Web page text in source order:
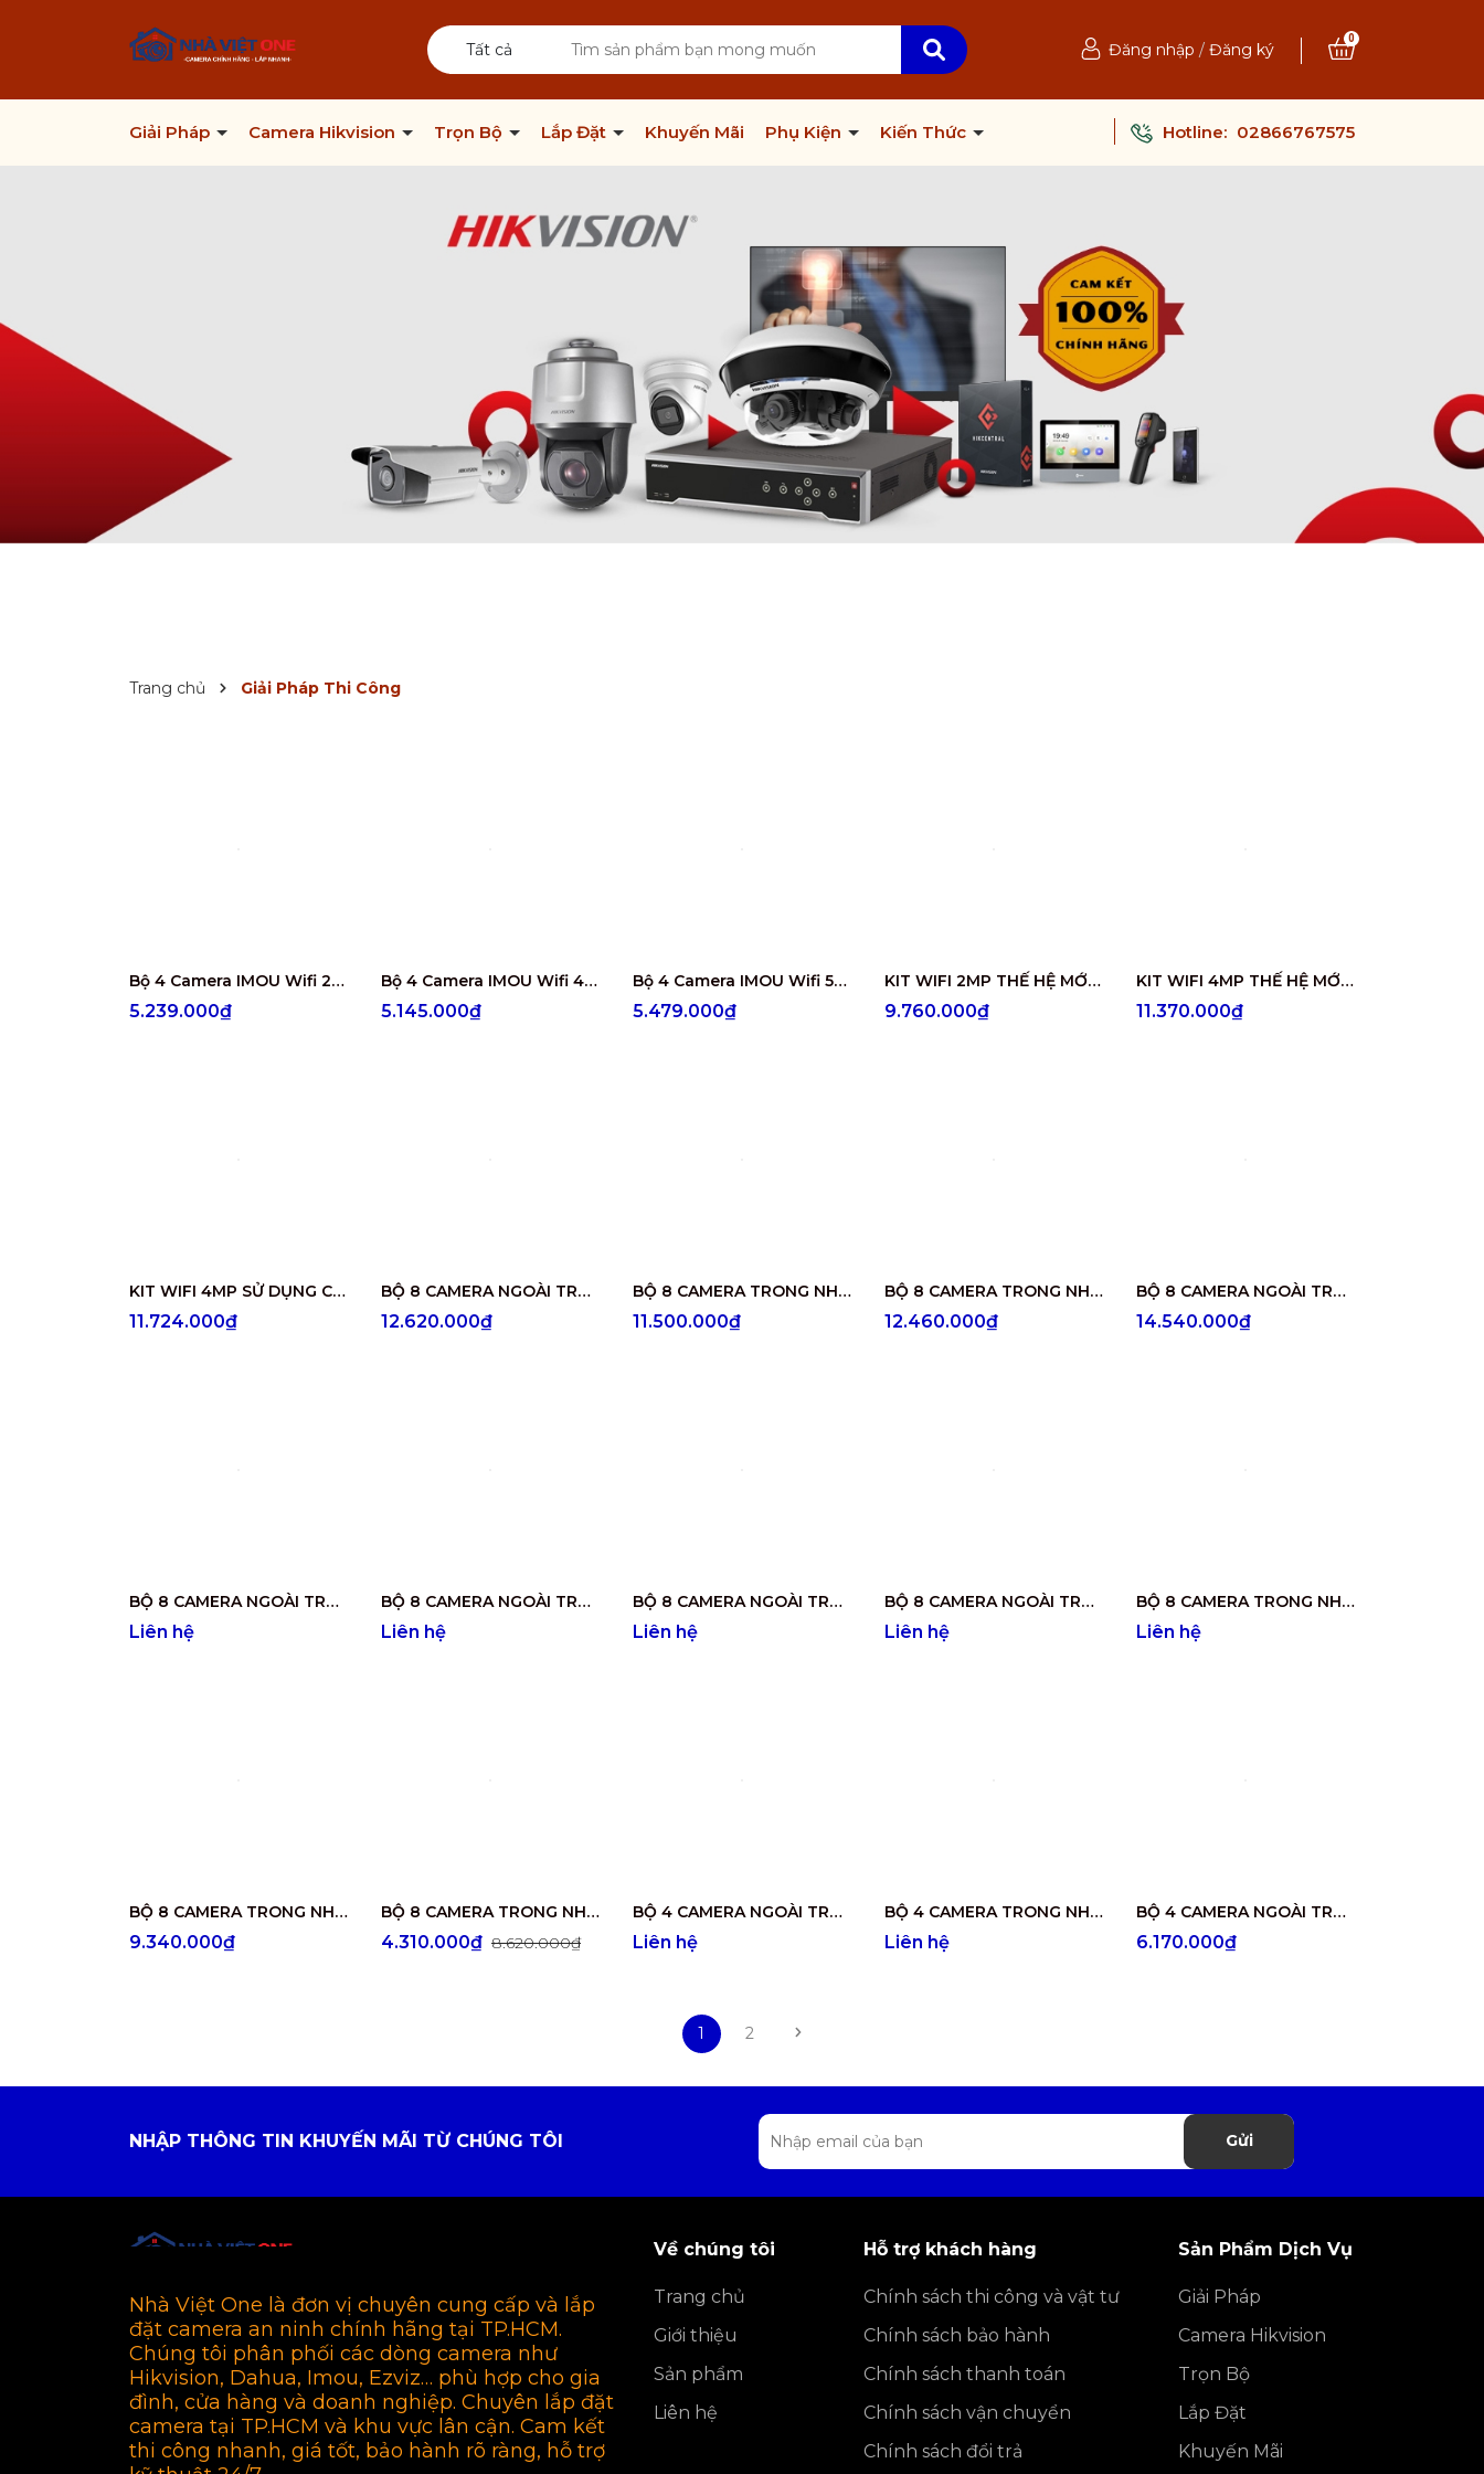
Tất cả Đăng nhập / Đăng ký
0
Giải Pháp Camera Hikvision Trọn Bộ Lắp Đặt Khuyến Mãi Phụ Kiện Kiến Thức Hotline: 02866767575
Trang chủ Giải Pháp Thi Công
Bộ 4 Camera IMOU Wifi 2MP IPC-F22P miễn phí công lắp đặt
5.239.000₫
Bộ 4 Camera IMOU Wifi 4MP IPC-A43P miễn phí công lắp đặt
5.145.000₫
Bộ 4 Camera IMOU Wifi 5MP IPC-GK2CP-5C0WR miễn phí công lắp đặt
5.479.000₫
KIT WIFI 2MP THẾ HỆ MỚI TRỌN BỘ
9.760.000₫
KIT WIFI 4MP THẾ HỆ MỚI TRỌN BỘ
11.370.000₫
KIT WIFI 4MP SỬ DỤNG CAMERA PTZ DS-2DE2C400IW-DE/W
11.724.000₫
BỘ 8 CAMERA NGOÀI TRỜI CÓ ÂM THANH DS-2CE16D0T-ITFS
12.620.000₫
BỘ 8 CAMERA TRONG NHÀ CÓ ÂM THANH DS-2CE76D0T-ITPFS
11.500.000₫
BỘ 8 CAMERA TRONG NHÀ CÓ ÂM THANH DS-2CE76D0T-ITMFS
12.460.000₫
BỘ 8 CAMERA NGOÀI TRỜI CÓ ÂM THANH DS-2CE17D0T-IT3FS
14.540.000₫
BỘ 8 CAMERA NGOÀI TRỜI CÓ ÂM THANH DS-2CE16D0T-LFS
Liên hệ
BỘ 8 CAMERA NGOÀI TRỜI DS-2CE17D0T-IT5
Liên hệ
BỘ 8 CAMERA NGOÀI TRỜI DS-2CE16D0T-IR
Liên hệ
BỘ 8 CAMERA NGOÀI TRỜI DS-2CE16D0T-IRP
Liên hệ
BỘ 8 CAMERA TRONG NHÀ DS-2CE56D0T-IR
Liên hệ
BỘ 8 CAMERA TRONG NHÀ DS-2CE56D0T-IRP
9.340.000₫
BỘ 8 CAMERA TRONG NHÀ DS-2CE56B2-IPF
4.310.000₫ 8.620.000₫
BỘ 4 CAMERA NGOÀI TRỜI CÓ ÂM THANH DS-2CE17D0T-LFS
Liên hệ
BỘ 4 CAMERA TRONG NHÀ CÓ ÂM THANH DS-2CE76D0T-LMFS
Liên hệ
BỘ 4 CAMERA NGOÀI TRỜI CÓ ÂM THANH DS-2CE16D0T-ITFS
6.170.000₫
1 2
NHẬP THÔNG TIN KHUYẾN MÃI TỪ CHÚNG TÔI Gửi
Nhà Việt One là đơn vị chuyên cung cấp và lắp
đặt camera an ninh chính hãng tại TP.HCM.
Chúng tôi phân phối các dòng camera như
Hikvision, Dahua, Imou, Ezviz… phù hợp cho gia
đình, cửa hàng và doanh nghiệp. Chuyên lắp đặt
camera tại TP.HCM và khu vực lân cận. Cam kết
thi công nhanh, giá tốt, bảo hành rõ ràng, hỗ trợ
Về chúng tôi
Trang chủ
Giới thiệu
Sản phẩm
Liên hệ
Hỗ trợ khách hàng
Chính sách thi công và vật tư
Chính sách bảo hành
Chính sách thanh toán
Chính sách vận chuyển
Chính sách đổi trả
Sản Phẩm Dịch Vụ
Giải Pháp
Camera Hikvision
Trọn Bộ
Lắp Đặt
Khuyến Mãi